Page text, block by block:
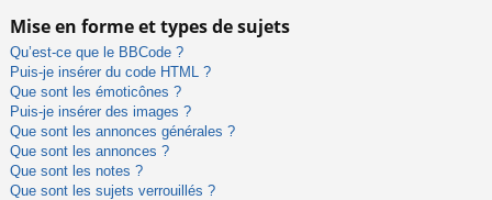
Mise en forme et types de sujets
Qu’est-ce que le BBCode ?
Puis-je insérer du code HTML ?
Que sont les émoticônes ?
Puis-je insérer des images ?
Que sont les annonces générales ?
Que sont les annonces ?
Que sont les notes ?
Que sont les sujets verrouillés ?